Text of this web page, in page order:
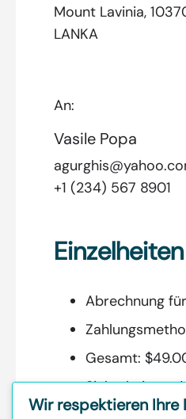
Mount Lavinia,
LANKA
An:
Vasile Popa
+1 (234) 567 8901
Einzelheiten
Abrechnung
Gesamt:
Wir respektieren Ihre